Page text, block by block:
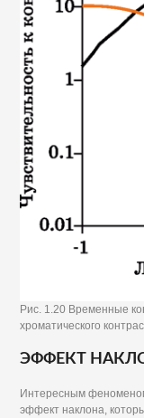
Рис. 1.20 Временные
хроматического
ЭФФЕКТ
Интересным
эффект наклона,